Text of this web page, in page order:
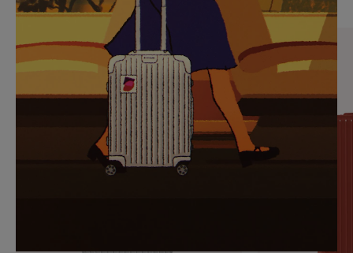
SIE,
UM
ANZUHALTEN
AUFHEBEN
DER
STUMMSCHALTUNG